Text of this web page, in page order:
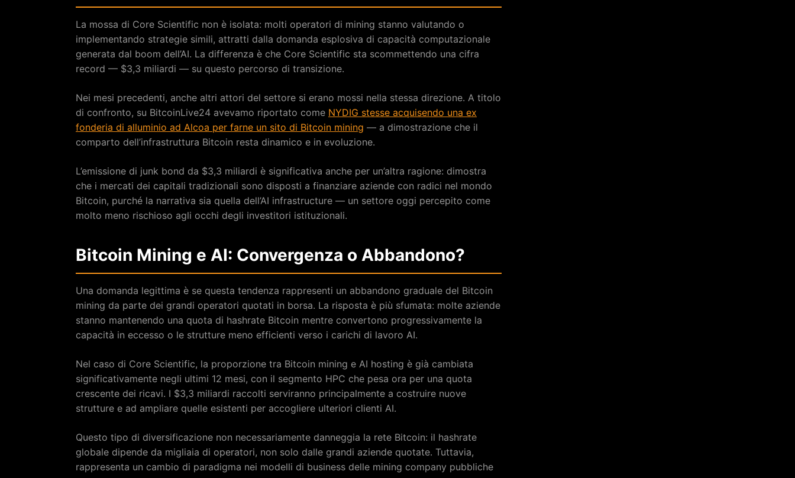
La mossa di Core Scientific non è isolata: molti operatori di mining stanno valutando o
implementando strategie simili, attratti dalla domanda esplosiva di capacità computazionale
generata dal boom dell’AI. La differenza è che Core Scientific sta scommettendo una cifra
record — $3,3 miliardi — su questo percorso di transizione.
Nei mesi precedenti, anche altri attori del settore si erano mossi nella stessa direzione. A titolo
di confronto, su BitcoinLive24 avevamo riportato come NYDIG stesse acquisendo una ex
fonderia di alluminio ad Alcoa per farne un sito di Bitcoin mining — a dimostrazione che il
comparto dell’infrastruttura Bitcoin resta dinamico e in evoluzione.
L’emissione di junk bond da $3,3 miliardi è significativa anche per un’altra ragione: dimostra
che i mercati dei capitali tradizionali sono disposti a finanziare aziende con radici nel mondo
Bitcoin, purché la narrativa sia quella dell’AI infrastructure — un settore oggi percepito come
molto meno rischioso agli occhi degli investitori istituzionali.
Bitcoin Mining e AI: Convergenza o Abbandono?
Una domanda legittima è se questa tendenza rappresenti un abbandono graduale del Bitcoin
mining da parte dei grandi operatori quotati in borsa. La risposta è più sfumata: molte aziende
stanno mantenendo una quota di hashrate Bitcoin mentre convertono progressivamente la
capacità in eccesso o le strutture meno efficienti verso i carichi di lavoro AI.
Nel caso di Core Scientific, la proporzione tra Bitcoin mining e AI hosting è già cambiata
significativamente negli ultimi 12 mesi, con il segmento HPC che pesa ora per una quota
crescente dei ricavi. I $3,3 miliardi raccolti serviranno principalmente a costruire nuove
strutture e ad ampliare quelle esistenti per accogliere ulteriori clienti AI.
Questo tipo di diversificazione non necessariamente danneggia la rete Bitcoin: il hashrate
globale dipende da migliaia di operatori, non solo dalle grandi aziende quotate. Tuttavia,
rappresenta un cambio di paradigma nei modelli di business delle mining company pubbliche